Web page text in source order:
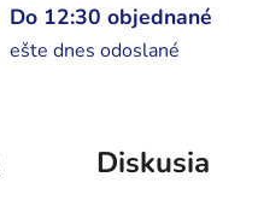
Do 12:30 objednané
ešte dnes odoslané
Diskusia